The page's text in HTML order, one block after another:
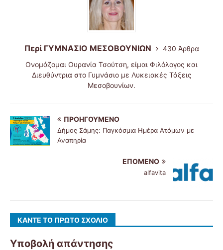
Περί ΓΥΜΝΑΣΙΟ ΜΕΣΟΒΟΥΝΙΩΝ
430 Άρθρα
Ονομάζομαι Ουρανία Τσούτση, είμαι Φιλόλογος και
Διευθύντρια στο Γυμνάσιο με Λυκειακές Τάξεις
Μεσοβουνίων.
ΠΡΟΗΓΟΎΜΕΝΟ
Δήμος Σάμης: Παγκόσμια Ημέρα Ατόμων με
Αναπηρία
ΕΠΌΜΕΝΟ
alfavita
ΚΆΝΤΕ ΤΟ ΠΡΏΤΟ ΣΧΌΛΙΟ
Υποβολή απάντησης